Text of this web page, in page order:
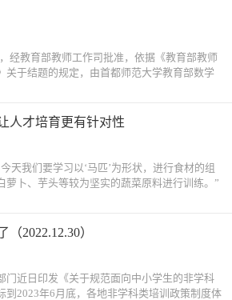
教育部教师工作司批准，依据《教育部教师
关于结题的规定，由首都师范大学教育部数学
人才培育更有针对性
天我们要学习以‘马匹’为形状，进行食材的组
萝卜、芋头等较为坚实的蔬菜原料进行训练。”
2022.12.30）
近日印发《关于规范面向中小学生的非学科
到2023年6月底，各地非学科类培训政策制度体